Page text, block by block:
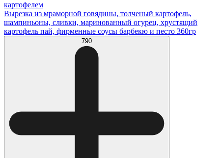
картофелем
Вырезка из мраморной говядины, толченый картофель,
шампиньоны, сливки, маринованный огурец, хрустящий
картофель пай, фирменные соусы барбекю и песто 360гр
790